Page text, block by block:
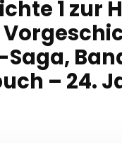
1 zur
– 24.